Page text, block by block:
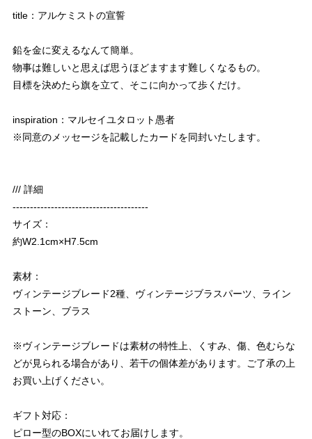
title：アルケミストの宣誓
鉛を金に変えるなんて簡単。
物事は難しいと思えば思うほどますます難しくなるもの。
目標を決めたら旗を立て、そこに向かって歩くだけ。
inspiration：マルセイユタロット愚者
※同意のメッセージを記載したカードを同封いたします。
/// 詳細
---------------------------------------
サイズ：
約W2.1cm×H7.5cm
素材：
ヴィンテージブレード2種、ヴィンテージブラスパーツ、ライン
ストーン、ブラス
※ヴィンテージブレードは素材の特性上、くすみ、傷、色むらな
どが見られる場合があり、若干の個体差があります。ご了承の上
お買い上げください。
ギフト対応：
ピロー型のBOXにいれてお届けします。